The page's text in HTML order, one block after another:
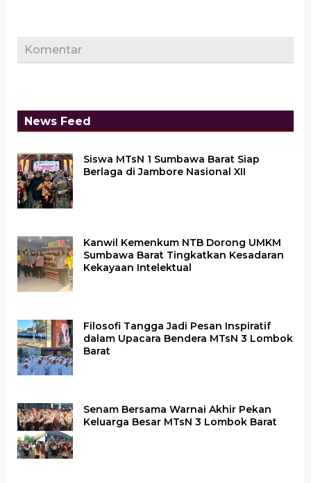
Komentar
News Feed
Siswa MTsN 1 Sumbawa Barat Siap
Berlaga di Jambore Nasional XII
Kanwil Kemenkum NTB Dorong UMKM
Sumbawa Barat Tingkatkan Kesadaran
Kekayaan Intelektual
Filosofi Tangga Jadi Pesan Inspiratif
dalam Upacara Bendera MTsN 3 Lombok
Barat
Senam Bersama Warnai Akhir Pekan
Keluarga Besar MTsN 3 Lombok Barat